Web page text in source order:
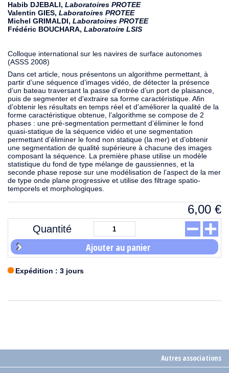
Habib DJEBALI, Laboratoires PROTEE
Valentin GIES, Laboratoires PROTEE
Michel GRIMALDI, Laboratoires PROTEE
Frédéric BOUCHARA, Laboratoire LSIS
Colloque international sur les navires de surface autonomes
(ASSS 2008)
Dans cet article, nous présentons un algorithme permettant, à
partir d’une séquence d’images vidéo, de détecter la présence
d’un bateau traversant la passe d'entrée d’un port de plaisance,
puis de segmenter et d'extraire sa forme caractéristique. Afin
d’obtenir les résultats en temps réel et d’améliorer la qualité de la
forme caractéristique obtenue, l’algorithme se compose de 2
phases : une pré-segmentation permettant d’éliminer le fond
quasi-statique de la séquence vidéo et une segmentation
permettant d’éliminer le fond non statique (la mer) et d’obtenir
une segmentation de qualité supérieure à chacune des images
composant la séquence. La première phase utilise un modèle
statistique du fond de type mélange de gaussiennes, et la
seconde phase repose sur une modélisation de l’aspect de la mer
de type onde plane progressive et utilise des filtrage spatio-
temporels et morphologiques.
6,00 €
Quantité
Ajouter au panier
Expédition : 3 jours
Autres associations